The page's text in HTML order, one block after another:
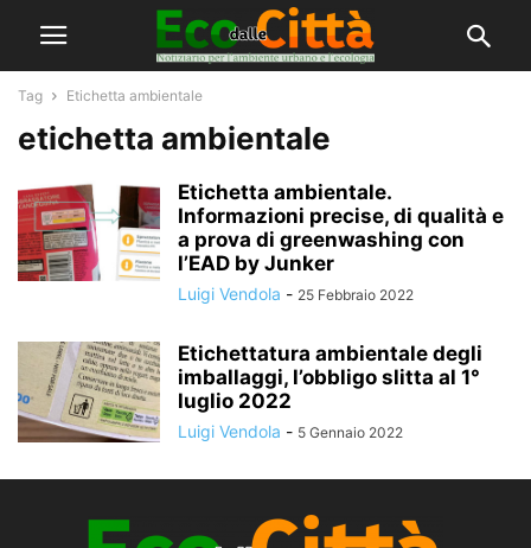
Tag Etichetta ambientale
etichetta ambientale
Etichetta ambientale.
Informazioni precise, di qualità e
a prova di greenwashing con
l’EAD by Junker
Luigi Vendola - 25 Febbraio 2022
Etichettatura ambientale degli
imballaggi, l’obbligo slitta al 1°
luglio 2022
Luigi Vendola - 5 Gennaio 2022